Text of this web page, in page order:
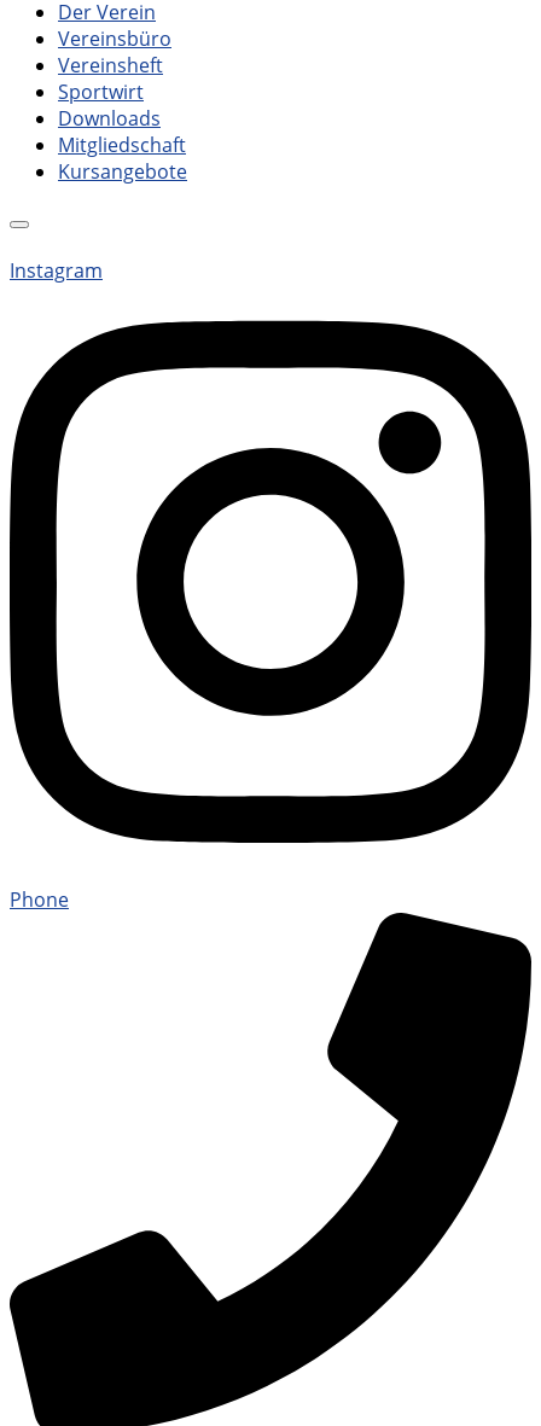
Der Verein
Vereinsbüro
Vereinsheft
Sportwirt
Downloads
Mitgliedschaft
Kursangebote
Instagram
Phone